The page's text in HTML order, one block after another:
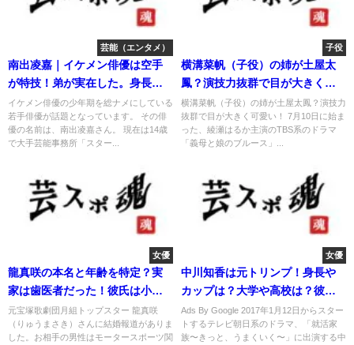
芸能（エンタメ）
南出凌嘉｜イケメン俳優は空手
が特技！弟が実在した。身長が
判明。
イケメン俳優の少年期を総ナメにしている
若手俳優が話題となっています。 その俳
優の名前は、南出凌嘉さん。 現在は14歳
で大手芸能事務所「スター...
子役
横溝菜帆（子役）の姉が土屋太
鳳？演技力抜群で目が大きく可
愛い！
横溝菜帆（子役）の姉が土屋太鳳？演技力
抜群で目が大きく可愛い！ 7月10日に始ま
った、綾瀬はるか主演のTBS系のドラマ
「義母と娘のブルース」...
女優
龍真咲の本名と年齢を特定？実
家は歯医者だった！彼氏は小泉
進次郎？
元宝塚歌劇団月組トップスター 龍真咲
（りゅうまさき）さんに結婚報道がありま
した。お相手の男性はモータースポーツ関
女優
中川知香は元トリンプ！身長や
カップは？大学や高校は？彼氏
は？
Ads By Google 2017年1月12日からスター
トするテレビ朝日系のドラマ、「就活家
族〜きっと、うまくいく〜」に出演する中